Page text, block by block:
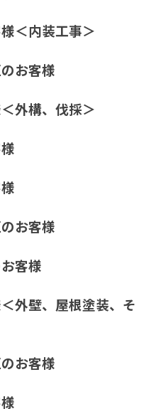
＜内装工事＞
お客様
外構、伐採＞
お客様
客様
外壁、屋根塗装、そ
お客様